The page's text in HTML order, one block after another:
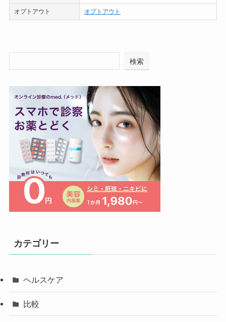
オプトアウト オプトアウト
検索
カテゴリー
ヘルスケア
比較